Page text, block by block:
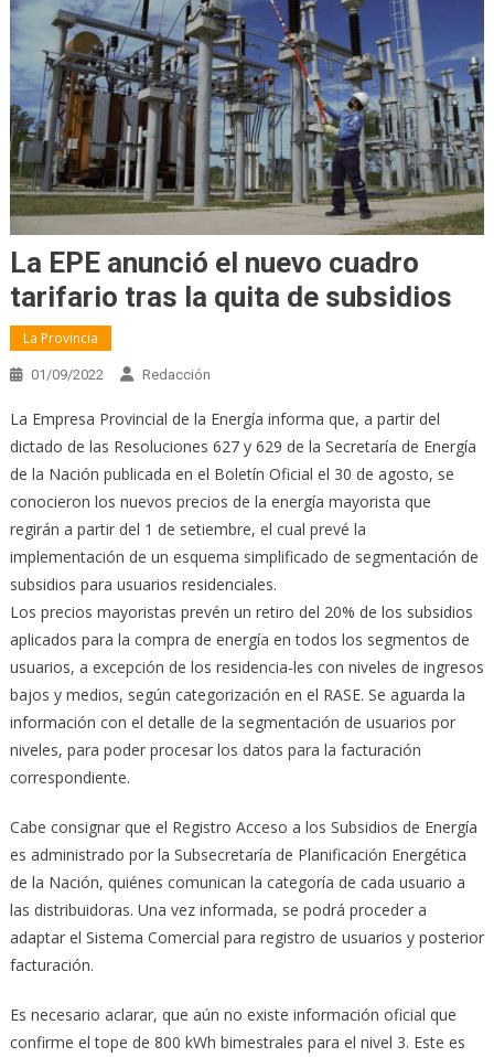
La EPE anunció el nuevo cuadro
tarifario tras la quita de subsidios
La Provincia
01/09/2022 Redacción
La Empresa Provincial de la Energía informa que, a partir del
dictado de las Resoluciones 627 y 629 de la Secretaría de Energía
de la Nación publicada en el Boletín Oficial el 30 de agosto, se
conocieron los nuevos precios de la energía mayorista que
regirán a partir del 1 de setiembre, el cual prevé la
implementación de un esquema simplificado de segmentación de
subsidios para usuarios residenciales.
Los precios mayoristas prevén un retiro del 20% de los subsidios
aplicados para la compra de energía en todos los segmentos de
usuarios, a excepción de los residencia-les con niveles de ingresos
bajos y medios, según categorización en el RASE. Se aguarda la
información con el detalle de la segmentación de usuarios por
niveles, para poder procesar los datos para la facturación
correspondiente.
Cabe consignar que el Registro Acceso a los Subsidios de Energía
es administrado por la Subsecretaría de Planificación Energética
de la Nación, quiénes comunican la categoría de cada usuario a
las distribuidoras. Una vez informada, se podrá proceder a
adaptar el Sistema Comercial para registro de usuarios y posterior
facturación.
Es necesario aclarar, que aún no existe información oficial que
confirme el tope de 800 kWh bimestrales para el nivel 3. Este es